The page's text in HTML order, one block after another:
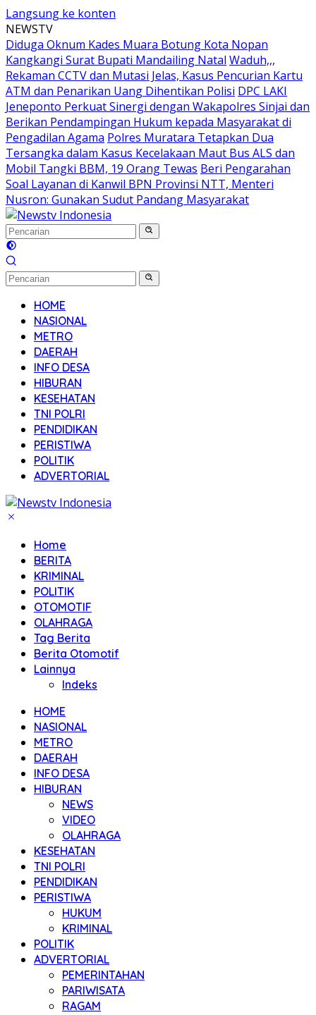
Langsung ke konten
NEWSTV
Diduga Oknum Kades Muara Botung Kota Nopan
Kangkangi Surat Bupati Mandailing Natal Waduh,,,
Rekaman CCTV dan Mutasi Jelas, Kasus Pencurian Kartu
ATM dan Penarikan Uang Dihentikan Polisi DPC LAKI
Jeneponto Perkuat Sinergi dengan Wakapolres Sinjai dan
Berikan Pendampingan Hukum kepada Masyarakat di
Pengadilan Agama Polres Muratara Tetapkan Dua
Tersangka dalam Kasus Kecelakaan Maut Bus ALS dan
Mobil Tangki BBM, 19 Orang Tewas Beri Pengarahan
Soal Layanan di Kanwil BPN Provinsi NTT, Menteri
Nusron: Gunakan Sudut Pandang Masyarakat
HOME
NASIONAL
METRO
DAERAH
INFO DESA
HIBURAN
KESEHATAN
TNI POLRI
PENDIDIKAN
PERISTIWA
POLITIK
ADVERTORIAL
Home
BERITA
KRIMINAL
POLITIK
OTOMOTIF
OLAHRAGA
Tag Berita
Berita Otomotif
Lainnya
Indeks
HOME
NASIONAL
METRO
DAERAH
INFO DESA
HIBURAN
NEWS
VIDEO
OLAHRAGA
KESEHATAN
TNI POLRI
PENDIDIKAN
PERISTIWA
HUKUM
KRIMINAL
POLITIK
ADVERTORIAL
PEMERINTAHAN
PARIWISATA
RAGAM